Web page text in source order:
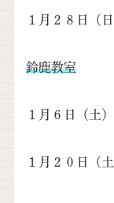
１月２８日（
鈴鹿教室
１月６日（土
１月２０日（